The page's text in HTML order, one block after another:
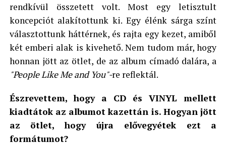
rendkívül összetett volt. Most egy letisztult
koncepciót alakítottunk ki. Egy élénk sárga színt
választottunk háttérnek, és rajta egy kezet, amiből
két emberi alak is kivehető. Nem tudom már, hogy
honnan jött az ötlet, de az album címadó dalára, a
"People Like Me and You"-re reflektál.
Észrevettem, hogy a CD és VINYL mellett
kiadtátok az albumot kazettán is. Hogyan jött
az ötlet, hogy újra elővegyétek ezt a
formátumot?